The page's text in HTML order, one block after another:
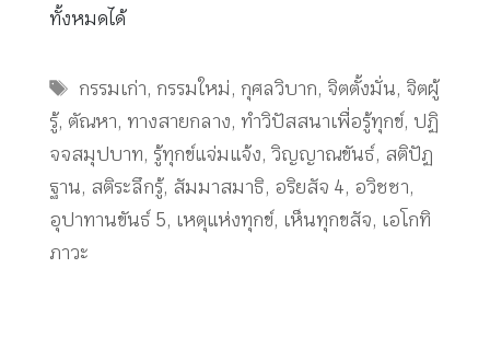
ทั้งหมดได้
Tags
กรรมเก่า, กรรมใหม่, กุศลวิบาก, จิตตั้งมั่น, จิตผู้
รู้, ตัณหา, ทางสายกลาง, ทำวิปัสสนาเพื่อรู้ทุกข์, ปฏิ
จจสมุปบาท, รู้ทุกข์แจ่มแจ้ง, วิญญาณขันธ์, สติปัฏ
ฐาน, สติระลึกรู้, สัมมาสมาธิ, อริยสัจ 4, อวิชชา,
อุปาทานขันธ์ 5, เหตุแห่งทุกข์, เห็นทุกขสัจ, เอโกทิ
ภาวะ